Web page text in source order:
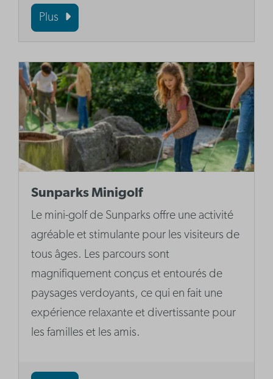
Plus
Sunparks Minigolf
Le mini-golf de Sunparks offre une activité
agréable et stimulante pour les visiteurs de
tous âges. Les parcours sont
magnifiquement conçus et entourés de
paysages verdoyants, ce qui en fait une
expérience relaxante et divertissante pour
les familles et les amis.